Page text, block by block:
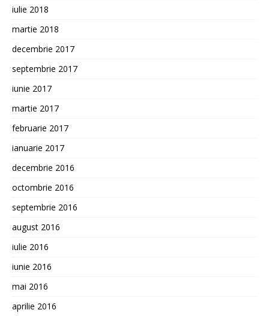
iulie 2018
martie 2018
decembrie 2017
septembrie 2017
iunie 2017
martie 2017
februarie 2017
ianuarie 2017
decembrie 2016
octombrie 2016
septembrie 2016
august 2016
iulie 2016
iunie 2016
mai 2016
aprilie 2016